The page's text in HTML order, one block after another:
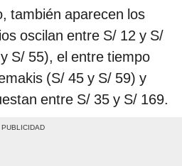
también aparecen los
oscilan entre S/ 12 y S/
S/ 55), el entre tiempo
(S/ 45 y S/ 59) y
entre S/ 35 y S/ 169.